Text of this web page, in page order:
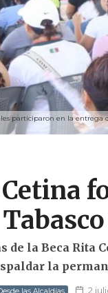
participaron en la
de la Beca Rita
la
2